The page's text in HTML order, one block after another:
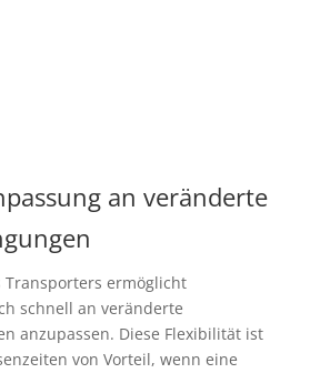
an veränderte
Transporters ermöglicht
schnell an veränderte
anzupassen. Diese Flexibilität ist
von Vorteil, wenn eine